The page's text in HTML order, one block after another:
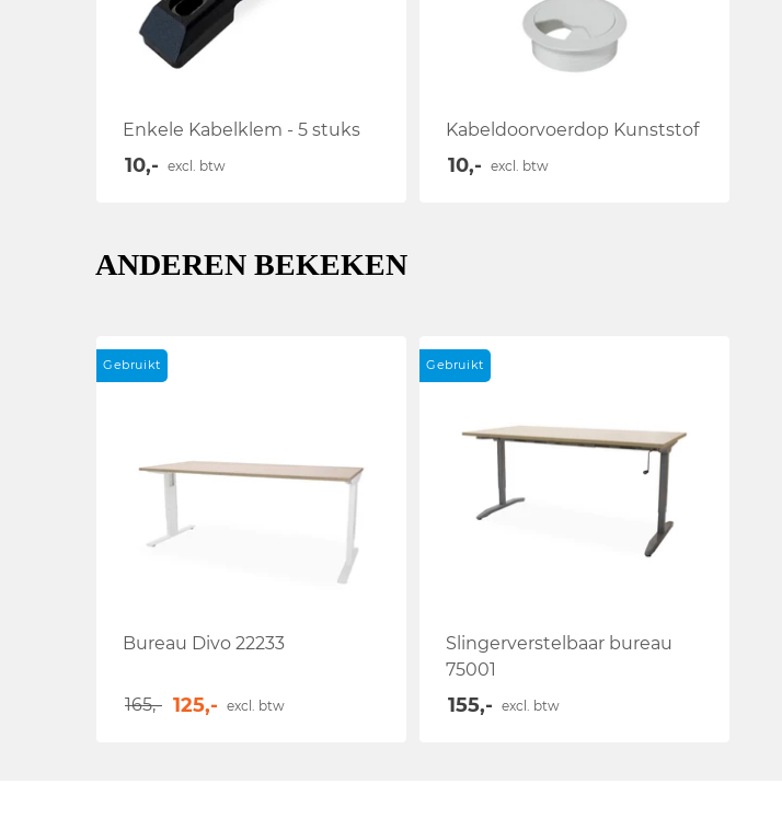
Enkele Kabelklem - 5 stuks
10,- excl. btw
Kabeldoorvoerdop Kunststof
10,- excl. btw
ANDEREN BEKEKEN
Gebruikt
Bureau Divo 22233
165,- 125,- excl. btw
Gebruikt
Slingerverstelbaar bureau
75001
155,- excl. btw